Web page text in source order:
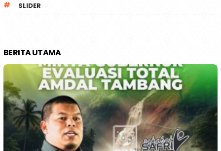
SLIDER
BERITA UTAMA